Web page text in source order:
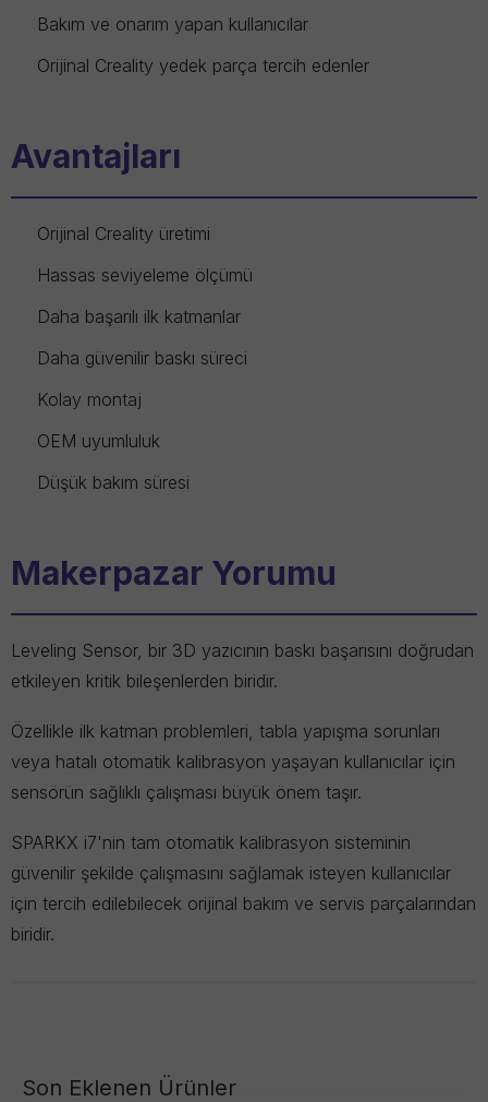
Bakım ve onarım yapan kullanıcılar
Orijinal Creality yedek parça tercih edenler
Avantajları
Orijinal Creality üretimi
Hassas seviyeleme ölçümü
Daha başarılı ilk katmanlar
Daha güvenilir baskı süreci
Kolay montaj
OEM uyumluluk
Düşük bakım süresi
Makerpazar Yorumu
Leveling Sensor, bir 3D yazıcının baskı başarısını doğrudan
etkileyen kritik bileşenlerden biridir.
Özellikle ilk katman problemleri, tabla yapışma sorunları
veya hatalı otomatik kalibrasyon yaşayan kullanıcılar için
sensörün sağlıklı çalışması büyük önem taşır.
SPARKX i7'nin tam otomatik kalibrasyon sisteminin
güvenilir şekilde çalışmasını sağlamak isteyen kullanıcılar
için tercih edilebilecek orijinal bakım ve servis parçalarından
biridir.
Son Eklenen Ürünler